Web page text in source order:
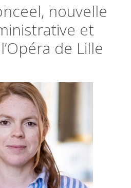
nouvelle
et
de Lille